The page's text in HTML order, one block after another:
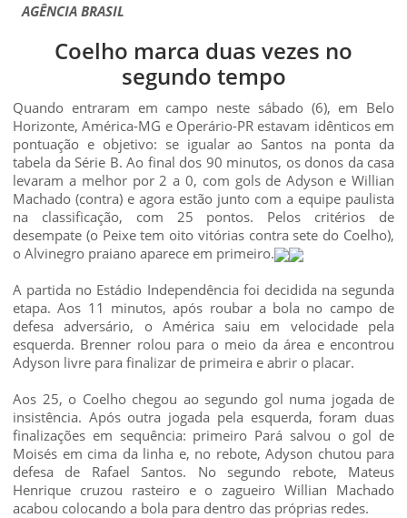
AGÊNCIA BRASIL
Coelho marca duas vezes no
segundo tempo
Quando entraram em campo neste sábado (6), em Belo
Horizonte, América-MG e Operário-PR estavam idênticos em
pontuação e objetivo: se igualar ao Santos na ponta da
tabela da Série B. Ao final dos 90 minutos, os donos da casa
levaram a melhor por 2 a 0, com gols de Adyson e Willian
Machado (contra) e agora estão junto com a equipe paulista
na classificação, com 25 pontos. Pelos critérios de
desempate (o Peixe tem oito vitórias contra sete do Coelho),
o Alvinegro praiano aparece em primeiro.
A partida no Estádio Independência foi decidida na segunda
etapa. Aos 11 minutos, após roubar a bola no campo de
defesa adversário, o América saiu em velocidade pela
esquerda. Brenner rolou para o meio da área e encontrou
Adyson livre para finalizar de primeira e abrir o placar.
Aos 25, o Coelho chegou ao segundo gol numa jogada de
insistência. Após outra jogada pela esquerda, foram duas
finalizações em sequência: primeiro Pará salvou o gol de
Moisés em cima da linha e, no rebote, Adyson chutou para
defesa de Rafael Santos. No segundo rebote, Mateus
Henrique cruzou rasteiro e o zagueiro Willian Machado
acabou colocando a bola para dentro das próprias redes.